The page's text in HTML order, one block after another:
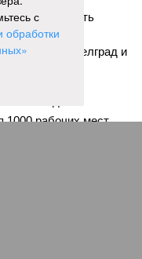
признать
в Белград и
проект
в Белом доме
1000 рабочих мест
с
обработки